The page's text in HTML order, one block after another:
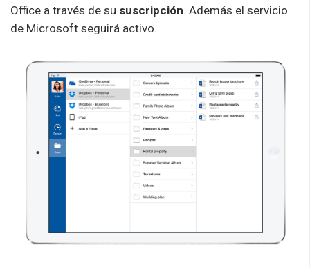
Office a través de su suscripción. Además el servicio
de Microsoft seguirá activo.